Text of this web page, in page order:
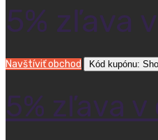
5% zľava
Navštíviť obchod Kód kupónu:
5% zľava